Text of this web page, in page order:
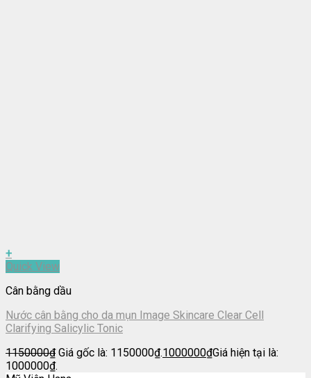
+
Quick View
Cân bằng dầu
Nước cân bằng cho da mụn Image Skincare Clear Cell
Clarifying Salicylic Tonic
1150000₫ Giá gốc là: 1150000₫.1000000₫Giá hiện tại là:
1000000₫.